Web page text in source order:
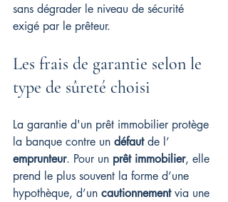
sans dégrader le niveau de sécurité
exigé par le prêteur.
Les frais de garantie selon le
type de sûreté choisi
La garantie d'un prêt immobilier protège
la banque contre un défaut de l’
emprunteur. Pour un prêt immobilier, elle
prend le plus souvent la forme d’une
hypothèque, d’un cautionnement via une